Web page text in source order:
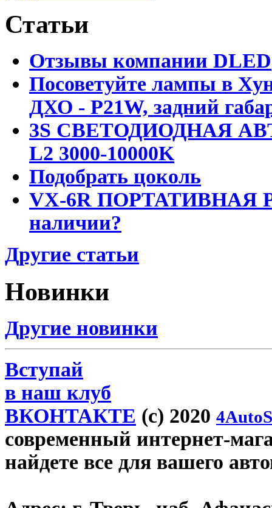
Статьи
Отзывы компании DLED
Посоветуйте лампы в
ДХО - P21W, задний
3S СВЕТОДИОДНАЯ
L2 3000-10000K
Подобрать цоколь
VX-6R ПОРТАТИВНАЯ
наличии?
Другие статьи
Новинки
Другие новинки
Вступай
в наш клуб
ВКОНТАКТЕ (c) 2020
современный интернет-
найдете все для вашего